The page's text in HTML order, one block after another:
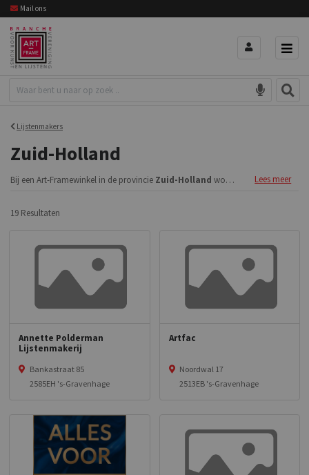
Mail ons
Lijstenmakers
Zuid-Holland
Bij een Art-Framewinkel in de provincie Zuid-Holland wordt uw inlijsting op maat gemaakt en dat kan tot op de millimeter. Zoek en vind een regionale lijstenmaker. Lees meer
19 Resultaten
Annette Polderman
Lijstenmakerij
Bankastraat 85
2585EH 's-Gravenhage
Artfac
Noordwal 17
2513EB 's-Gravenhage